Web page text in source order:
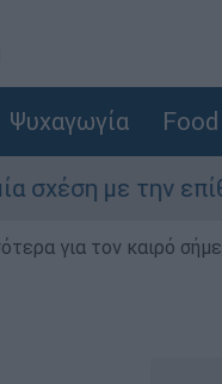
Ψυχαγωγία
επίθεση»
για τον καιρό